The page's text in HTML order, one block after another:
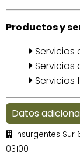
Productos y
Servicios
Servicios
Servicios
Datos
Insurgentes Sur
03100